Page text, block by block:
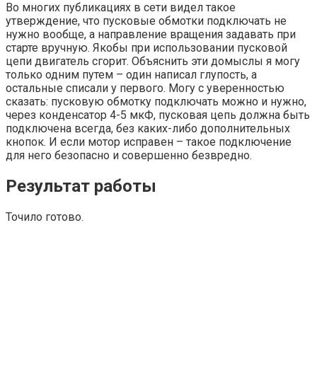
Во многих публикациях в сети видел такое
утверждение, что пусковые обмотки подключать не
нужно вообще, а направление вращения задавать при
старте вручную. Якобы при использовании пусковой
цепи двигатель сгорит. Объяснить эти домыслы я могу
только одним путем – один написал глупость, а
остальные списали у первого. Могу с уверенностью
сказать: пусковую обмотку подключать можно и нужно,
через конденсатор 4-5 мкФ, пусковая цепь должна быть
подключена всегда, без каких-либо дополнительных
кнопок. И если мотор исправен – такое подключение
для него безопасно и совершенно безвредно.
Результат работы
Точило готово.